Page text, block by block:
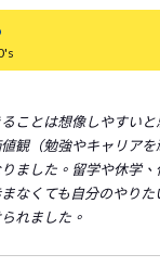
ことは想像しやすい
観（勉強やキャリア
ました。留学や休学
なくても自分のやり
れました。